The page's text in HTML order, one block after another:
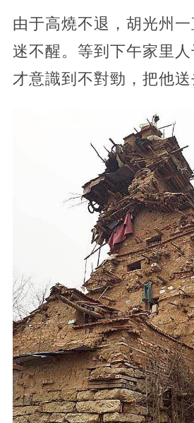
由于高燒不退，胡光州
迷不醒。等到下午家里人
才意識到不對勁，把他送